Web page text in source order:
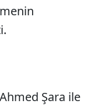
Şara ile